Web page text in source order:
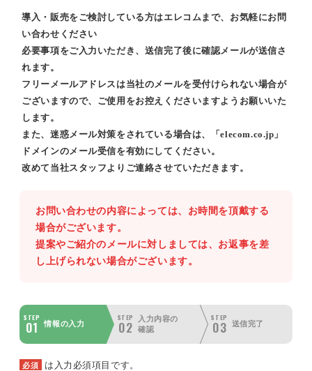
導入・販売をご検討している方はエレコムまで、お気軽にお問
い合わせください
必要事項をご入力いただき、送信完了後に確認メールが送信さ
れます。
フリーメールアドレスは当社のメールを受付けられない場合が
ございますので、ご使用をお控えくださいますようお願いいた
します。
また、迷惑メール対策をされている場合は、「elecom.co.jp」
ドメインのメール受信を有効にしてください。
改めて当社スタッフよりご連絡させていただきます。
お問い合わせの内容によっては、お時間を頂戴する
場合がございます。
提案やご紹介のメールに対しましては、お返事を差
し上げられない場合がございます。
STEP
01 情報の入力
STEP
02
入力内容の
確認
STEP
03 送信完了
必須 は入力必須項目です。